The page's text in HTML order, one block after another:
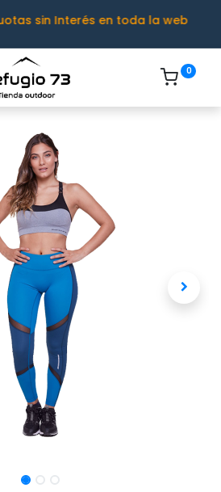
sin Interés en toda la web
0